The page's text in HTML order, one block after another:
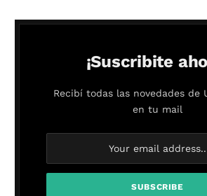
¡Suscribite
Recibí todas las novedades de
en tu mail